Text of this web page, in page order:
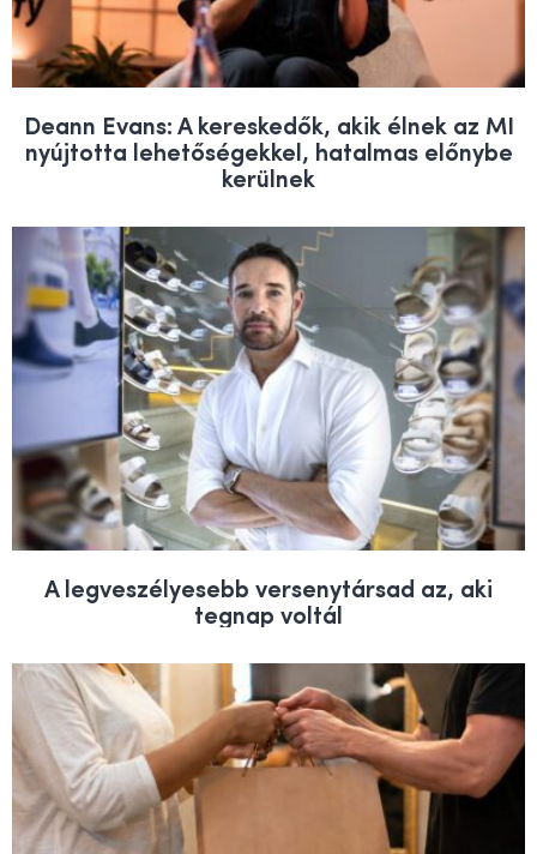
Deann Evans: A kereskedők, akik élnek az MI
nyújtotta lehetőségekkel, hatalmas előnybe
kerülnek
A legveszélyesebb versenytársad az, aki
tegnap voltál